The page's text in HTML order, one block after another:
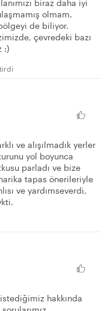
biraz daha iyi
olmam.
de biliyor.
çevredeki bazı
:)
ve alışılmadık yerler
yol boyunca
parladı ve bize
tapas önerileriyle
ve yardımseverdi,
hakkında